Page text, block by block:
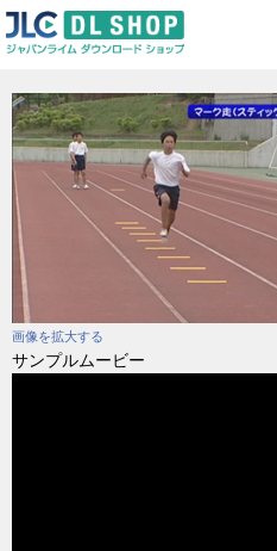
画像を拡大する
サンプルムービー